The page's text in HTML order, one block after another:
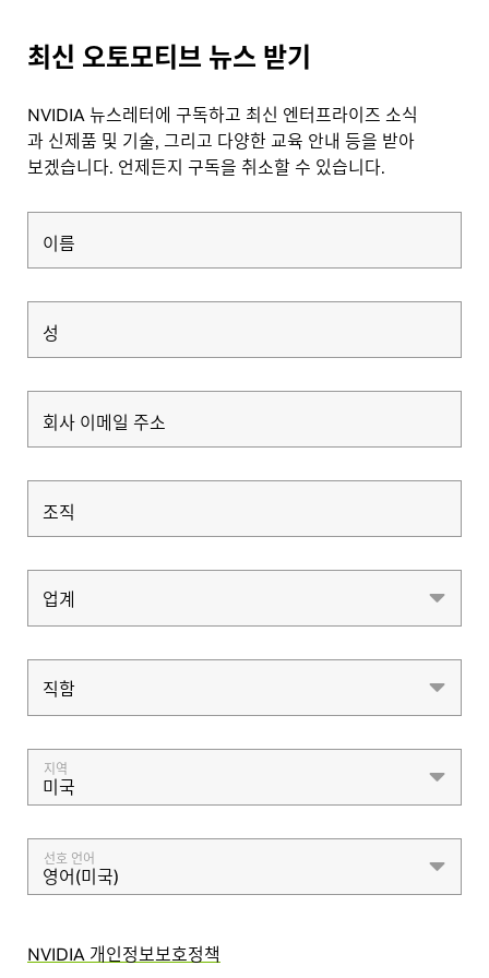
최신 오토모티브 뉴스 받기
NVIDIA 뉴스레터에 구독하고 최신 엔터프라이즈 소식
과 신제품 및 기술, 그리고 다양한 교육 안내 등을 받아
보겠습니다. 언제든지 구독을 취소할 수 있습니다.
이름
성
회사 이메일 주소
조직
업계
업계
직함
직함
지역
미국
선호 언어
영어(미국)
NVIDIA 개인정보보호정책